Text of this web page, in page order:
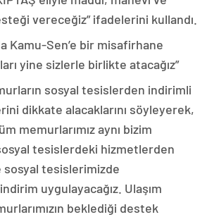
vereceğiz” ifadelerini kullandı.
Kamu-Sen’e bir misafirhane
yine sizlerle birlikte atacağız”
sosyal tesislerden indirimli
dikkate alacaklarını söyleyerek,
memurlarımız aynı bizim
tesislerdeki hizmetlerden
sosyal tesislerimizde
uygulayacağız. Ulaşım
beklediği destek